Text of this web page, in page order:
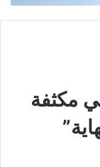
مكثفة